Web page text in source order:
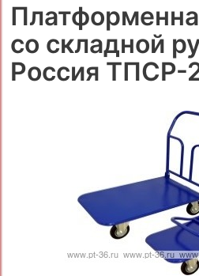
со складной
Россия ТПСР-